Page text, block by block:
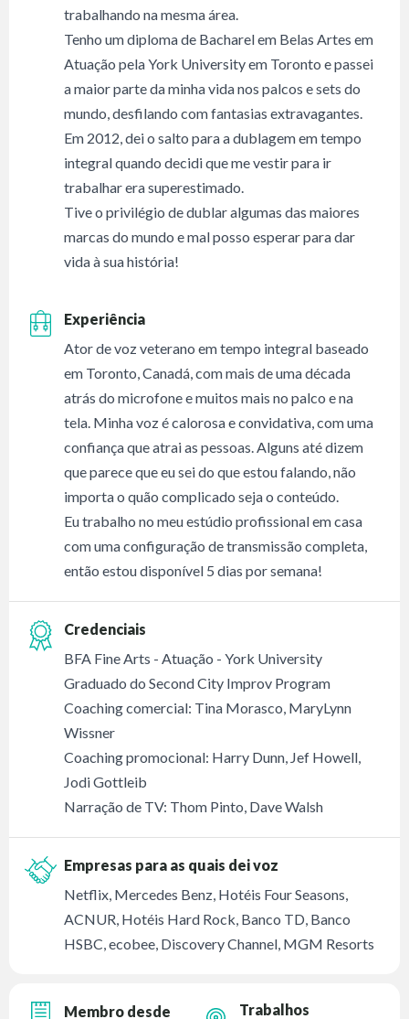
trabalhando na mesma área.
Tenho um diploma de Bacharel em Belas Artes em
Atuação pela York University em Toronto e passei
a maior parte da minha vida nos palcos e sets do
mundo, desfilando com fantasias extravagantes.
Em 2012, dei o salto para a dublagem em tempo
integral quando decidi que me vestir para ir
trabalhar era superestimado.
Tive o privilégio de dublar algumas das maiores
marcas do mundo e mal posso esperar para dar
vida à sua história!
Experiência
Ator de voz veterano em tempo integral baseado
em Toronto, Canadá, com mais de uma década
atrás do microfone e muitos mais no palco e na
tela. Minha voz é calorosa e convidativa, com uma
confiança que atrai as pessoas. Alguns até dizem
que parece que eu sei do que estou falando, não
importa o quão complicado seja o conteúdo.
Eu trabalho no meu estúdio profissional em casa
com uma configuração de transmissão completa,
então estou disponível 5 dias por semana!
Credenciais
BFA Fine Arts - Atuação - York University
Graduado do Second City Improv Program
Coaching comercial: Tina Morasco, MaryLynn
Wissner
Coaching promocional: Harry Dunn, Jef Howell,
Jodi Gottleib
Narração de TV: Thom Pinto, Dave Walsh
Empresas para as quais dei voz
Netflix, Mercedes Benz, Hotéis Four Seasons,
ACNUR, Hotéis Hard Rock, Banco TD, Banco
HSBC, ecobee, Discovery Channel, MGM Resorts
Membro desde
Trabalhos